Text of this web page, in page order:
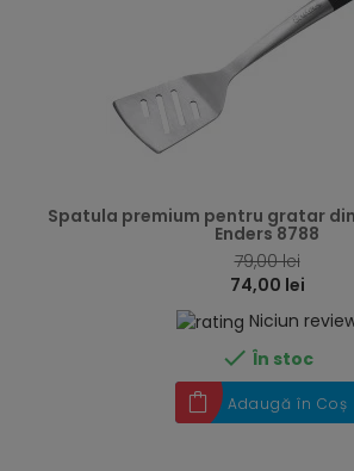
Spatula premium pentru gratar
Enders 8788
79,00 lei
74,00 lei
Niciun
 În stoc
Adaugă în Coș